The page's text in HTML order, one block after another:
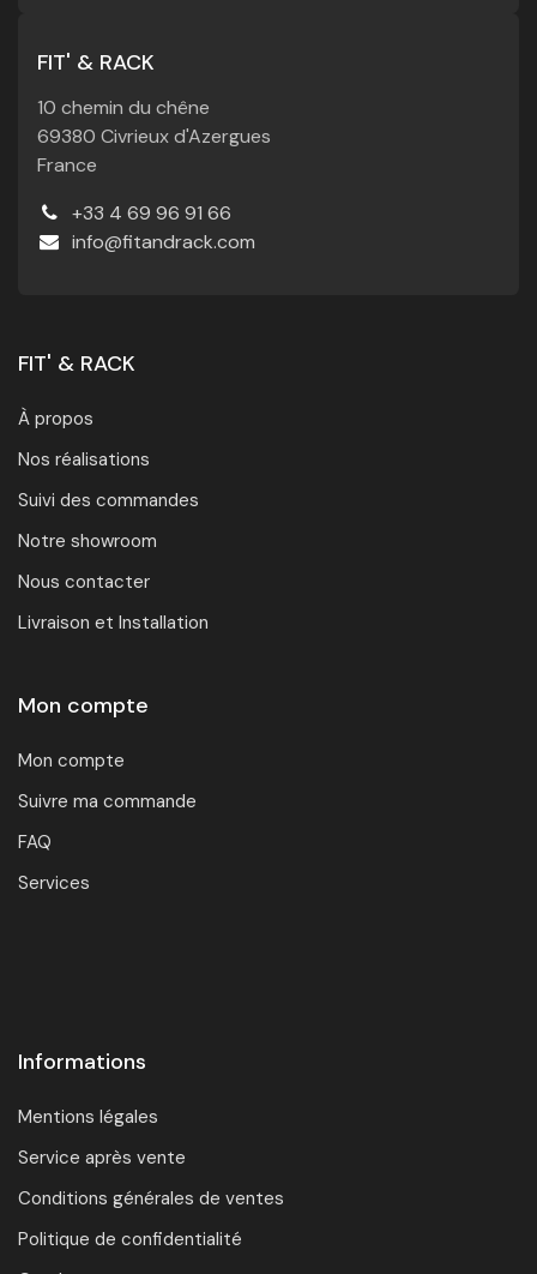
FIT' & RACK
10 chemin du chêne
69380 Civrieux d'Azergues
France
+33 4 69 96 91 66
info@fitandrack.com
FIT' & RACK
À propos
Nos réalisations
Suivi des commandes
Notre showroom
Nous contacter
Livraison et Installation
Mon compte
Mon compte
Suivre ma commande
FAQ
Services
Informations
Mentions légales
Service après vente
Conditions générales de ventes
Politique de confidentialité